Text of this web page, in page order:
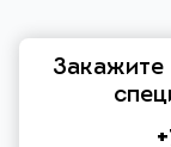
Закажите